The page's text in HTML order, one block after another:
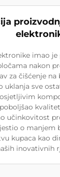
imao
nakon
za čišćenje na
uklanja sve
učinkovitost
o manjem
kupaca kao
inovativnih